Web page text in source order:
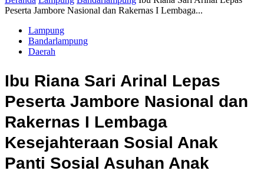
Peserta Jambore Nasional dan Rakernas I Lembaga...
Lampung
Bandarlampung
Daerah
Ibu Riana Sari Arinal Lepas
Peserta Jambore Nasional dan
Rakernas I Lembaga
Kesejahteraan Sosial Anak
Panti Sosial Asuhan Anak